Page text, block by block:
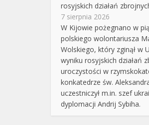
rosyjskich działań
7 sierpnia 2026
W Kijowie pożegnano w
polskiego wolontariusza
Wolskiego, który zginął w
wyniku rosyjskich działań
uroczystości w
konkatedrze św.
uczestniczył m.in. szef
dyplomacji Andrij Sybiha.